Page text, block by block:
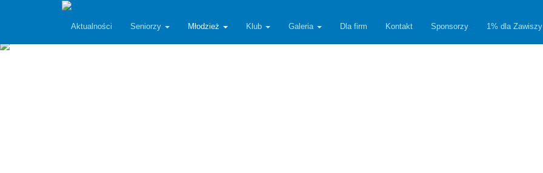
Aktualności Seniorzy Młodzież Klub Galeria Dla firm Kontakt Sponsorzy 1% dla Zawiszy